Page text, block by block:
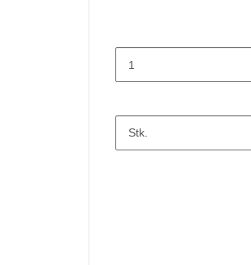
Stk.